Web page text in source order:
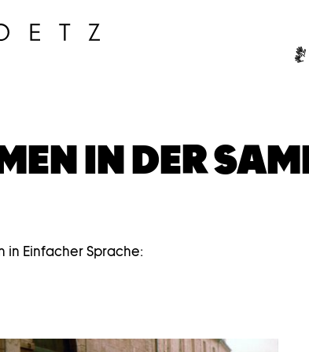
IN DER
in Einfacher Sprache: